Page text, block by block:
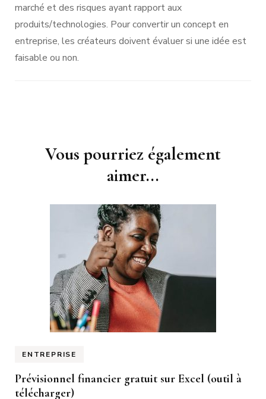
marché et des risques ayant rapport aux
produits/technologies. Pour convertir un concept en
entreprise, les créateurs doivent évaluer si une idée est
faisable ou non.
Navigation
Vous pourriez également
aimer...
ENTREPRISE
Prévisionnel financier gratuit sur Excel (outil à
télécharger)